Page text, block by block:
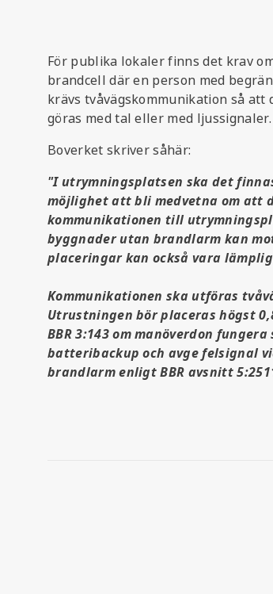
För publika lokaler finns det krav
brandcell där en person med
krävs tvåvägskommunikation så
göras med tal eller med ljussignaler.
Boverket skriver såhär:
"I utrymningsplatsen ska det
möjlighet att bli medvetna om att
kommunikationen till
byggnader utan brandlarm kan
placeringar kan också vara
Kommunikationen ska utföras
Utrustningen bör placeras högst
BBR 3:143 om manöverdon
batteribackup och avge felsignal
brandlarm enligt BBR avsnitt